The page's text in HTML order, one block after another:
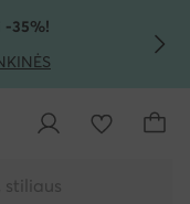
-35%!
stiliaus